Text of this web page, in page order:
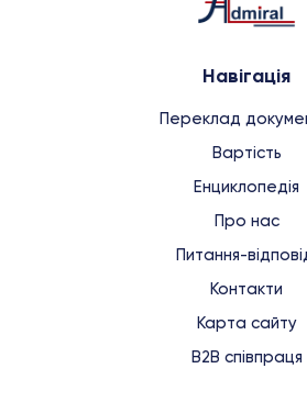
Навігація
Переклад
Вартість
Енциклопедія
Про нас
Питання-
Контакти
Карта сайту
B2B співпраця